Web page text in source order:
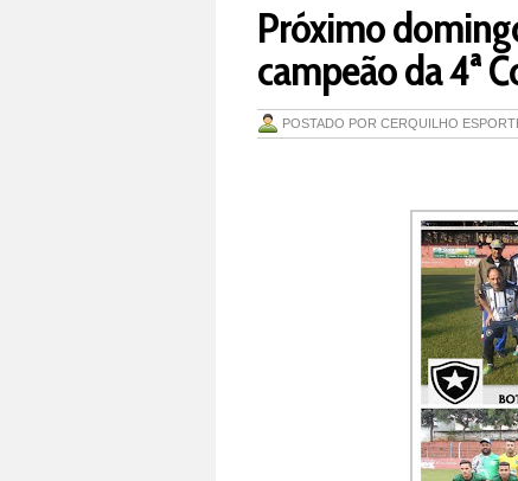
Próximo
campeão da 4ª
POSTADO POR CERQUILHO